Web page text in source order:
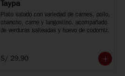
Taypa
Plato salado con variedad de carnes, pollo,
chancho, carne y langostino, acompañado
de verduras salteadas y huevo de codorniz.
S/ 29.90